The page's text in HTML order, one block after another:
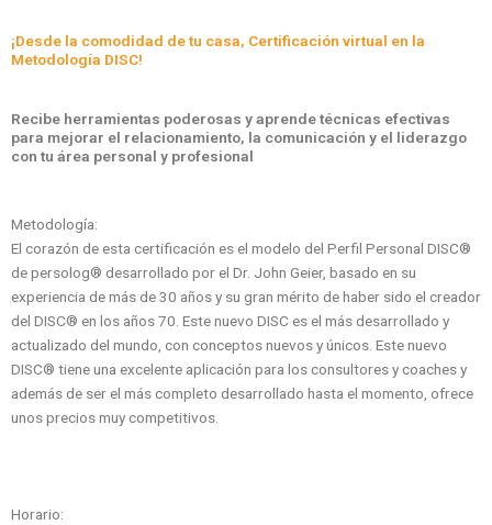
¡Desde la comodidad de tu casa, Certificación virtual en la
Metodología DISC!
Recibe herramientas poderosas y aprende técnicas efectivas
para mejorar el relacionamiento, la comunicación y el liderazgo
con tu área personal y profesional
Metodología:
El corazón de esta certificación es el modelo del Perfil Personal DISC®
de persolog® desarrollado por el Dr. John Geier, basado en su
experiencia de más de 30 años y su gran mérito de haber sido el creador
del DISC® en los años 70. Este nuevo DISC es el más desarrollado y
actualizado del mundo, con conceptos nuevos y únicos. Este nuevo
DISC® tiene una excelente aplicación para los consultores y coaches y
además de ser el más completo desarrollado hasta el momento, ofrece
unos precios muy competitivos.
Horario: